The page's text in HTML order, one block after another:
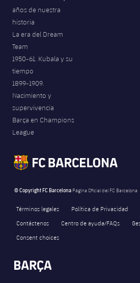
Resultados
Clasificaciones
Hockey Hierba Femenino
Plantilla
Agenda
Rugby
Actualidad
Jugadores
Resultados
Fotos
Voleibol
Voleibol masculino
Voleibol femenino
Apúntate a las amateurs
Carnet de las Secciones
PLUSICON
MÁS
League of Legends
años de nuestra
historia
La era del Dream
Team
1950-61. Kubala y su
tiempo
1899-1909.
Nacimiento y
supervivencia
Barça en Champions
League
© Copyright FC Barcelona Página Oficial del FC Barcelona
Términos legales Política de Privacidad
Contáctenos
Centro de ayuda/FAQs
Consent choices